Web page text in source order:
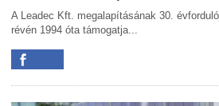
A Leadec Kft. megalapításának 30.
révén 1994 óta támogatja...